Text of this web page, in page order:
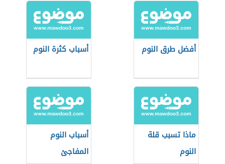
أفضل طرق النوم أسباب كثرة النوم
ماذا تسبب قلة
النوم
أسباب النوم
المفاجئ